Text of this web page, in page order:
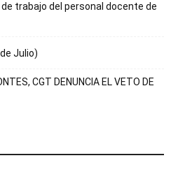
trabajo del personal docente de
Julio)
CGT DENUNCIA EL VETO DE